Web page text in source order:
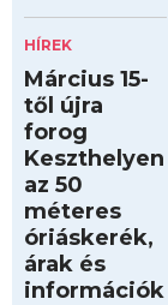
HÍREK
Március 15-
től újra
forog
Keszthelyen
az 50
méteres
óriáskerék,
árak és
információk